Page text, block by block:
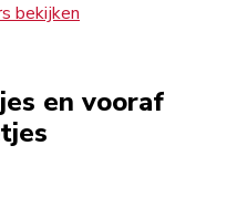
bekijken
en vooraf